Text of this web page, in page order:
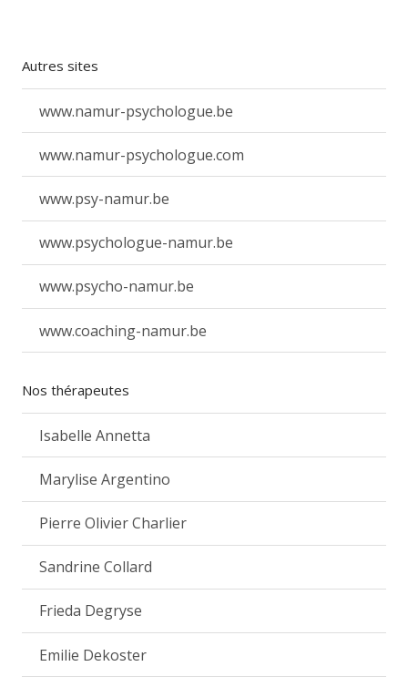
Autres sites
www.namur-psychologue.be
www.namur-psychologue.com
www.psy-namur.be
www.psychologue-namur.be
www.psycho-namur.be
www.coaching-namur.be
Nos thérapeutes
Isabelle Annetta
Marylise Argentino
Pierre Olivier Charlier
Sandrine Collard
Frieda Degryse
Emilie Dekoster